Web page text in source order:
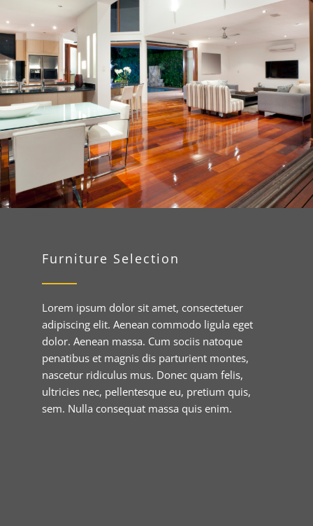
Furniture Selection
Lorem ipsum dolor sit amet, consectetuer
adipiscing elit. Aenean commodo ligula eget
dolor. Aenean massa. Cum sociis natoque
penatibus et magnis dis parturient montes,
nascetur ridiculus mus. Donec quam felis,
ultricies nec, pellentesque eu, pretium quis,
sem. Nulla consequat massa quis enim.